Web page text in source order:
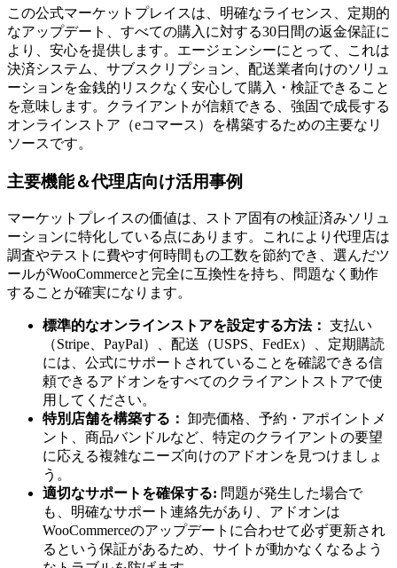
この公式マーケットプレイスは、明確なライセンス、定期的
なアップデート、すべての購入に対する30日間の返金保証に
より、安心を提供します。エージェンシーにとって、これは
決済システム、サブスクリプション、配送業者向けのソリュ
ーションを金銭的リスクなく安心して購入・検証できること
を意味します。クライアントが信頼できる、強固で成長する
オンラインストア（eコマース）を構築するための主要なリ
ソースです。
主要機能＆代理店向け活用事例
マーケットプレイスの価値は、ストア固有の検証済みソリュ
ーションに特化している点にあります。これにより代理店は
調査やテストに費やす何時間もの工数を節約でき、選んだツ
ールがWooCommerceと完全に互換性を持ち、問題なく動作
することが確実になります。
標準的なオンラインストアを設定する方法： 支払い
（Stripe、PayPal）、配送（USPS、FedEx）、定期購読
には、公式にサポートされていることを確認できる信
頼できるアドオンをすべてのクライアントストアで使
用してください。
特別店舗を構築する： 卸売価格、予約・アポイントメ
ント、商品バンドルなど、特定のクライアントの要望
に応える複雑なニーズ向けのアドオンを見つけましょ
う。
適切なサポートを確保する: 問題が発生した場合で
も、明確なサポート連絡先があり、アドオンは
WooCommerceのアップデートに合わせて必ず更新され
るという保証があるため、サイトが動かなくなるよう